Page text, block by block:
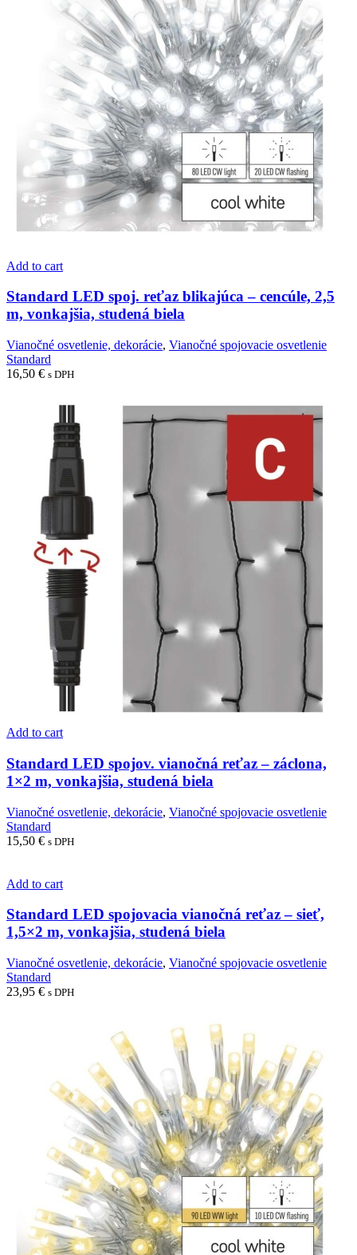
Add to cart
Standard LED spoj. reťaz blikajúca – cencúle, 2,5
m, vonkajšia, studená biela
Vianočné osvetlenie, dekorácie, Vianočné spojovacie osvetlenie
Standard
16,50 € s DPH
Add to cart
Standard LED spojov. vianočná reťaz – záclona,
1×2 m, vonkajšia, studená biela
Vianočné osvetlenie, dekorácie, Vianočné spojovacie osvetlenie
Standard
15,50 € s DPH
Add to cart
Standard LED spojovacia vianočná reťaz – sieť,
1,5×2 m, vonkajšia, studená biela
Vianočné osvetlenie, dekorácie, Vianočné spojovacie osvetlenie
Standard
23,95 € s DPH